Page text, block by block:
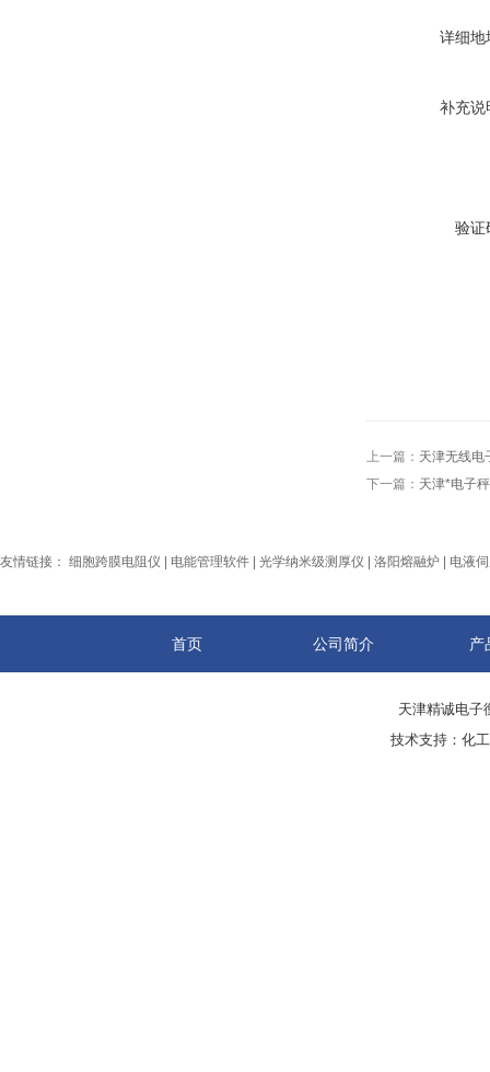
详细地
补充说
验证
上一篇： 天津无线电
下一篇： 天津*电子
友情链接： 细胞跨膜电阻仪 电能管理软件 光学纳米级测厚仪 洛阳熔融炉 电液
首页 公司简介 产
天津精诚电
技术支持： 化